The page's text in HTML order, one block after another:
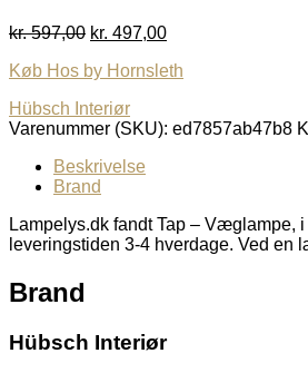
kr.597,00 Den
pris
kr. 597,00.
kr. 497,00Den
pris
Køb Hos by Hornsleth
Hübsch Interiør
Varenummer (SKU): ed7857ab47b8
Beskrivelse
Brand
Lampelys.dk fandt Tap –
leveringstiden 3-4 hverdage. Ved
Brand
Hübsch Interiør